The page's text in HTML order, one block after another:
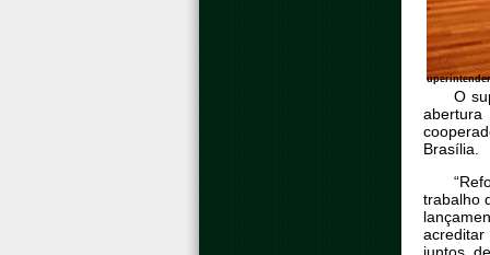
O
Brasília.
trabalho